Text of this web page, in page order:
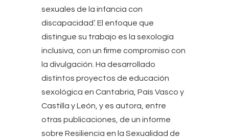
sexuales de la infancia con
discapacidad’. El enfoque que
distingue su trabajo es la sexología
inclusiva, con un firme compromiso con
la divulgación. Ha desarrollado
distintos proyectos de educación
sexológica en Cantabria, País Vasco y
Castilla y León, y es autora, entre
otras publicaciones, de un informe
sobre Resiliencia en la Sexualidad de